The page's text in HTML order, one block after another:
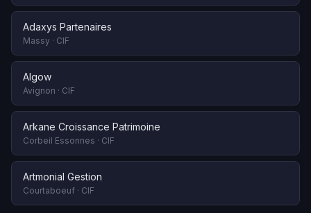
Adaxys Partenaires
Massy · CIF
Algow
Avignon · CIF
Arkane Croissance Patrimoine
Corbeil Essonnes · CIF
Artmonial Gestion
Courtaboeuf · CIF